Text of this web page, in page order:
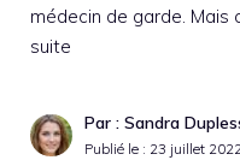
médecin de garde. Mais
suite
Par : Sandra
Publié le : 23 juillet